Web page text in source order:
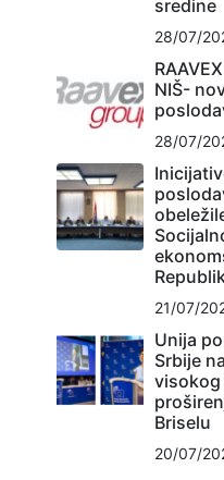
sredine
28/07/
NIŠ-
28/07/
21/07/
Unija
Srbije
visokog
Briselu
20/07/